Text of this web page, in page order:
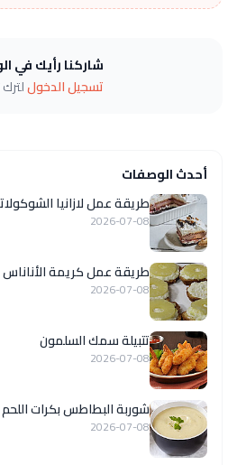
شاركنا رأيك في
تسجيل الدخول
أحدث الوصفات
طريقة عمل لازانيا
2026-07-08
طريقة عمل كريمة الأناناس
2026-07-08
تتبيلة سمك السلمون
2026-07-08
شوربة البطاطس بكرات اللحم
2026-07-08